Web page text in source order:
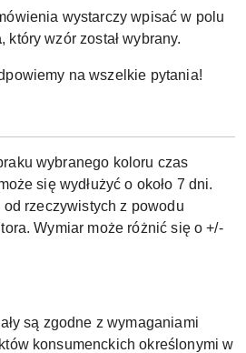
wystarczy wpisać w polu
, który wzór został wybrany.
na wszelkie pytania!
wybranego koloru czas
się wydłużyć o około 7 dni.
rzeczywistych z powodu
Wymiar może różnić się o +/-
są zgodne z wymaganiami
konsumenckich określonymi w